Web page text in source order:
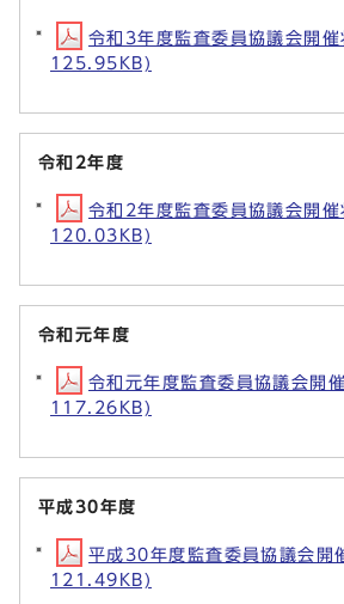
令和3年度監査委員協議会開催
125.95KB)
令和2年度
令和2年度監査委員協議会開催
120.03KB)
令和元年度
令和元年度監査委員協議会開
117.26KB)
平成30年度
平成30年度監査委員協議会開
121.49KB)